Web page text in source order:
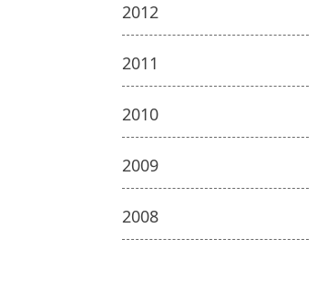
2012
2011
2010
2009
2008